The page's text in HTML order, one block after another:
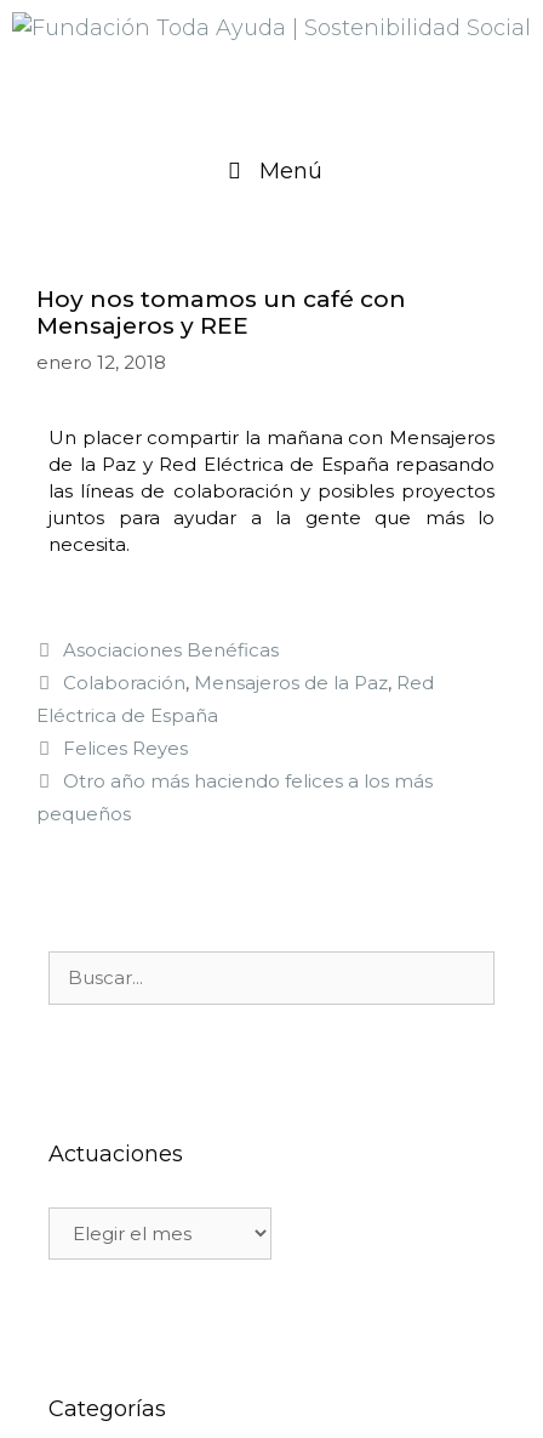
Menú
Hoy nos tomamos un café con
Mensajeros y REE
enero 12, 2018
Un placer compartir la mañana con Mensajeros
de la Paz y Red Eléctrica de España repasando
las líneas de colaboración y posibles proyectos
juntos para ayudar a la gente que más lo
necesita.
Asociaciones Benéficas
Colaboración, Mensajeros de la Paz, Red
Eléctrica de España
Felices Reyes
Otro año más haciendo felices a los más
pequeños
Actuaciones
Categorías